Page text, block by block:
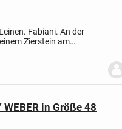
Fabiani. An der
Zierstein am
in Größe 48